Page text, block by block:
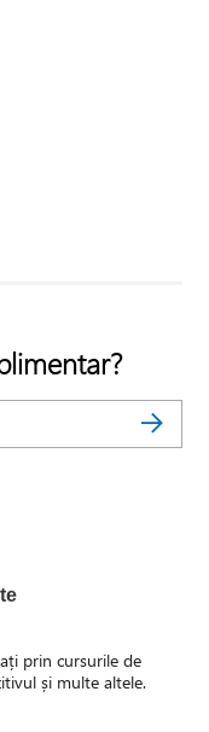
prin cursurile de
și multe altele.